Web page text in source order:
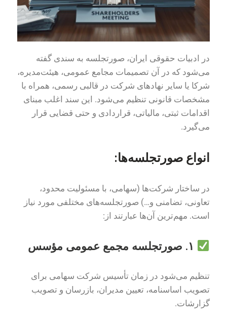
در ادبیات حقوقی ایران، صورتجلسه به سندی گفته
می‌شود که در آن تصمیمات مجامع عمومی، هیئت‌مدیره،
شرکا یا سایر نهادهای شرکت در قالبی رسمی، همراه با
مشخصات قانونی تنظیم می‌شود. این سند اغلب مبنای
اقدامات ثبتی، مالیاتی، قراردادی و حتی قضایی قرار
می‌گیرد.
انواع صورتجلسه‌ها:
در ساختار شرکت‌ها (سهامی، با مسئولیت محدود،
تعاونی، تضامنی و…) صورتجلسه‌های مختلفی مورد نیاز
است. مهم‌ترین آن‌ها عبارتند از:
تنظیم می‌شود در زمان تأسیس شرکت سهامی برای
تصویب اساسنامه، تعیین مدیران، بازرسان و تصویب
گزارشات.